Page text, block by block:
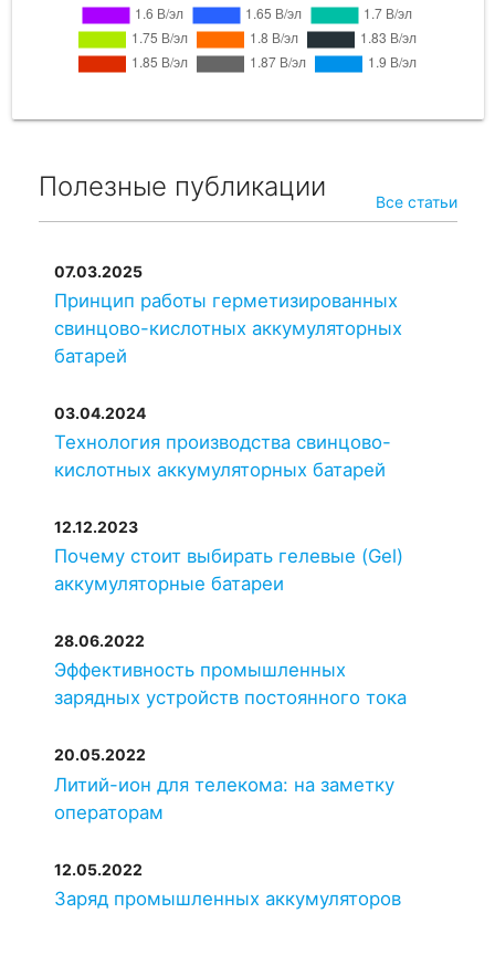
24 OPzV 3000
Полезные публикации Все статьи
07.03.2025
Принцип работы герметизированных
свинцово-кислотных аккумуляторных
батарей
03.04.2024
Технология производства свинцово-
кислотных аккумуляторных батарей
12.12.2023
Почему стоит выбирать гелевые (Gel)
аккумуляторные батареи
28.06.2022
Эффективность промышленных
зарядных устройств постоянного тока
20.05.2022
Литий-ион для телекома: на заметку
операторам
12.05.2022
Заряд промышленных аккумуляторов